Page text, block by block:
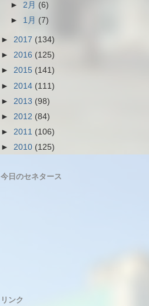
►2月 (6)
► 1月 (7)
► 2017 (134)
► 2016 (125)
► 2015 (141)
► 2014 (111)
► 2013 (98)
► 2012 (84)
► 2011 (106)
► 2010 (125)
今日のセネタース
リンク